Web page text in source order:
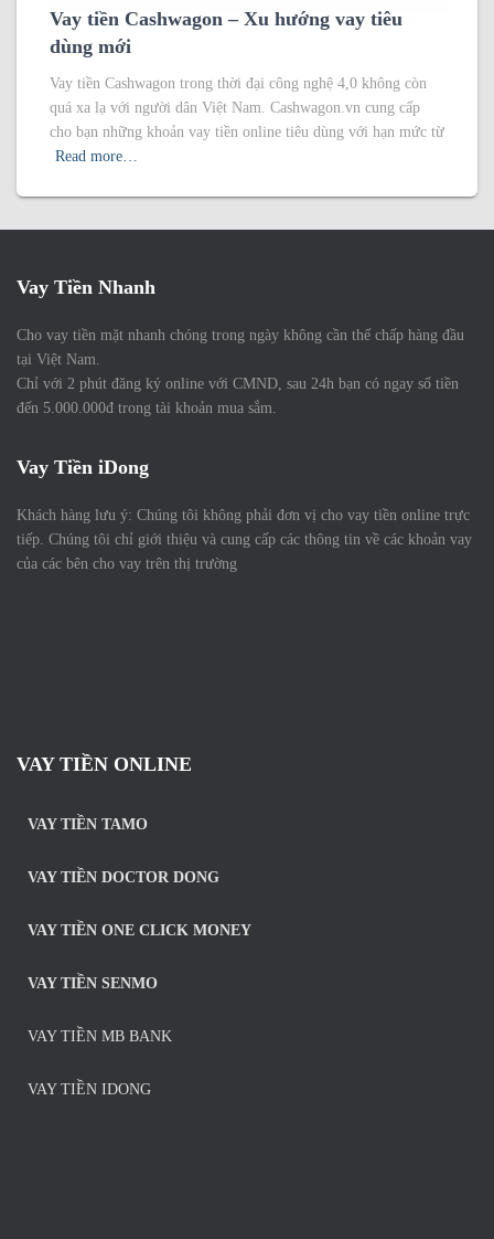
Vay tiền Cashwagon – Xu hướng vay tiêu
dùng mới
Vay tiền Cashwagon trong thời đại công nghệ 4,0 không còn
quá xa lạ với người dân Việt Nam. Cashwagon.vn cung cấp
cho bạn những khoản vay tiền online tiêu dùng với hạn mức từ
Read more…
Vay Tiền Nhanh
Cho vay tiền mặt nhanh chóng trong ngày không cần thế chấp hàng đầu
tại Việt Nam.
Chỉ với 2 phút đăng ký online với CMND, sau 24h bạn có ngay số tiền
đến 5.000.000đ trong tài khoản mua sắm.
Vay Tiền iDong
Khách hàng lưu ý: Chúng tôi không phải đơn vị cho vay tiền online trực
tiếp. Chúng tôi chỉ giới thiệu và cung cấp các thông tin về các khoản vay
của các bên cho vay trên thị trường
VAY TIỀN ONLINE
VAY TIỀN TAMO
VAY TIỀN DOCTOR DONG
VAY TIỀN ONE CLICK MONEY
VAY TIỀN SENMO
VAY TIỀN MB BANK
VAY TIỀN IDONG